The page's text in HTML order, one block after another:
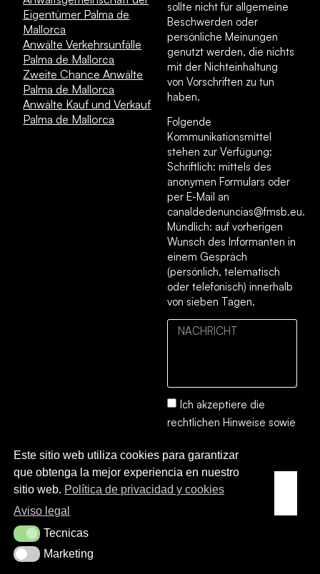
Eigentümer Palma de
Mallorca
Anwälte Verkehrsunfälle
Palma de Mallorca
Zweite Chance Anwälte
Palma de Mallorca
Anwälte Kauf und Verkauf
Palma de Mallorca
sollte nicht für allgemeine
Beschwerden oder
persönliche Meinungen
genutzt werden, die nichts
mit der Nichteinhaltung
von Vorschriften zu tun
haben.
Folgende
Kommunikationsmittel
stehen zur Verfügung:
Schriftlich: mittels des
anonymen Formulars oder
per E-Mail an
canaldedenuncias@fmsb.eu.
Mündlich: auf vorherigen
Wunsch des Informanten in
einem Gespräch
(persönlich, telematisch
oder telefonisch) innerhalb
von sieben Tagen.
Ich akzeptiere die
rechtlichen Hinweise sowie
Cookie-Richtlinie.
SENDEN
Este sitio web utiliza cookies para garantizar
que obtenga la mejor experiencia en nuestro
sitio web. Política de privacidad y cookies
Aviso legal
TecnicasTecnicas
MarketingMarketing